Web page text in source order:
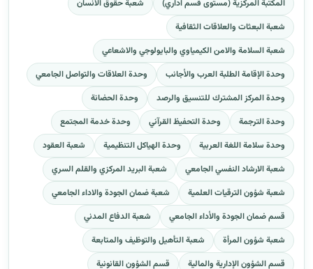
المكتبة المركزية (مستوى قسم اداري)
شعبة حقوق الانسان
شعبة البعثات والعلاقات الثقافية
شعبة السلامة والامن الكيمياوي والبايولوجي والاشعاعي
وحدة الإقامة الطلبة العرب والأجانب
وحدة العلاقات والتواصل الجامعي
وحدة المركز المشترك للتنسيق والرصد
وحدة الحضانة
وحدة الترجمة
وحدة التحفيظ القرآني
وحدة خدمة المجتمع
وحدة سلامة اللغة العربية
وحدة الهياكل التنظيمية
شعبة العقود
شعبة الارشاد النفسي الجامعي
شعبة البريد المركزي والقلم السري
شعبة شؤون الترقيات العلمية
شعبة ضمان الجودة والاداء الجامعي
قسم ضمان الجودة والأداء الجامعي
شعبة الدفاع المدني
شعبة شؤون المرأة
شعبة التأهيل والتوظيف والمتابعة
قسم الشؤون الإدارية والمالية
قسم الشؤون القانونية